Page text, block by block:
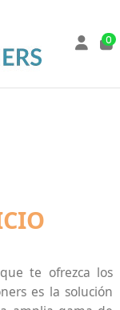
0
te ofrezca los
es la solución